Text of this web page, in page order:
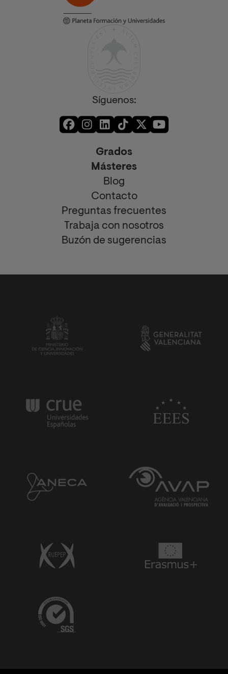
Síguenos:
Grados
Másteres
Blog
Contacto
Preguntas frecuentes
Trabaja con nosotros
Buzón de sugerencias